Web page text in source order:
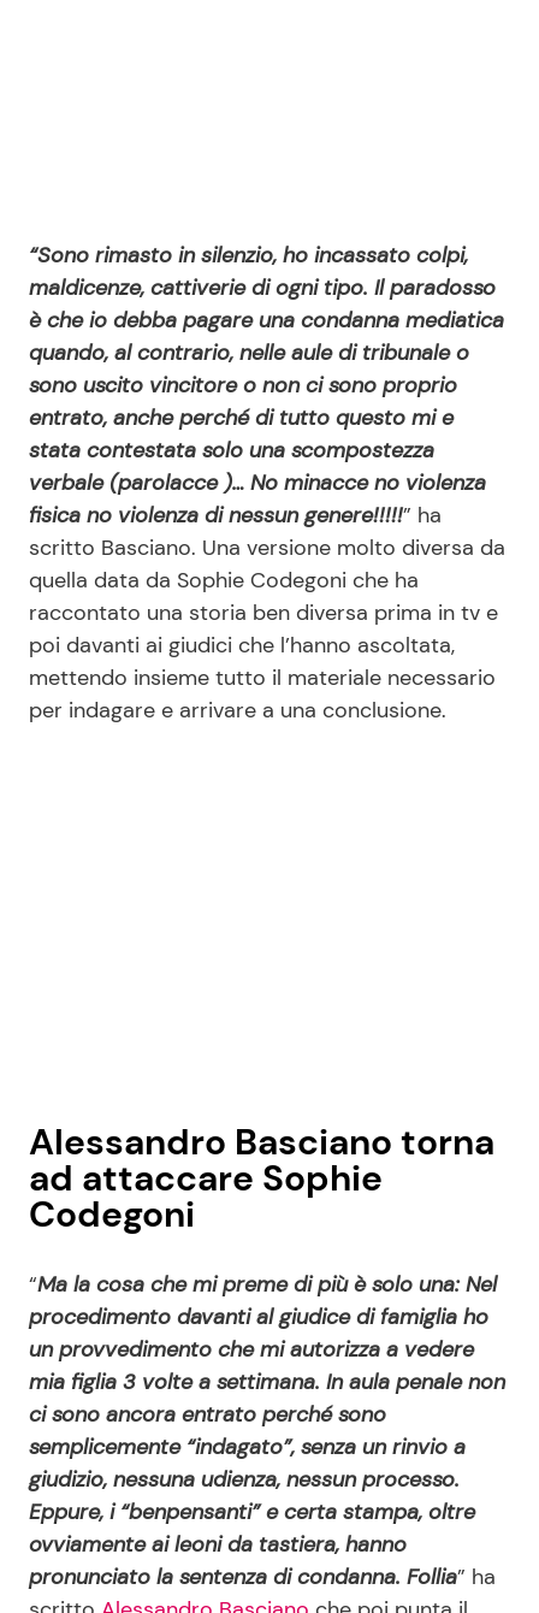
Chi siamo
Disclaimer e Privacy
Redazione
Contattaci
Pubblicità
Privacy Policy
“Sono rimasto in silenzio, ho incassato colpi,
maldicenze, cattiverie di ogni tipo. Il paradosso
è che io debba pagare una condanna mediatica
quando, al contrario, nelle aule di tribunale o
sono uscito vincitore o non ci sono proprio
entrato, anche perché di tutto questo mi e
stata contestata solo una scompostezza
verbale (parolacce )… No minacce no violenza
fisica no violenza di nessun genere!!!!!” ha
scritto Basciano. Una versione molto diversa da
quella data da Sophie Codegoni che ha
raccontato una storia ben diversa prima in tv e
poi davanti ai giudici che l’hanno ascoltata,
mettendo insieme tutto il materiale necessario
per indagare e arrivare a una conclusione.
Alessandro Basciano torna
ad attaccare Sophie
Codegoni
“Ma la cosa che mi preme di più è solo una: Nel
procedimento davanti al giudice di famiglia ho
un provvedimento che mi autorizza a vedere
mia figlia 3 volte a settimana. In aula penale non
ci sono ancora entrato perché sono
semplicemente “indagato”, senza un rinvio a
giudizio, nessuna udienza, nessun processo.
Eppure, i “benpensanti” e certa stampa, oltre
ovviamente ai leoni da tastiera, hanno
pronunciato la sentenza di condanna. Follia” ha